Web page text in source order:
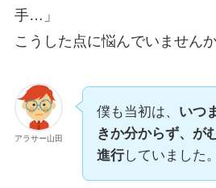
手…」
こうした点に悩んでいません
アラサー山田
僕も当初は、 いつ
きか分からず、が
進行していました。